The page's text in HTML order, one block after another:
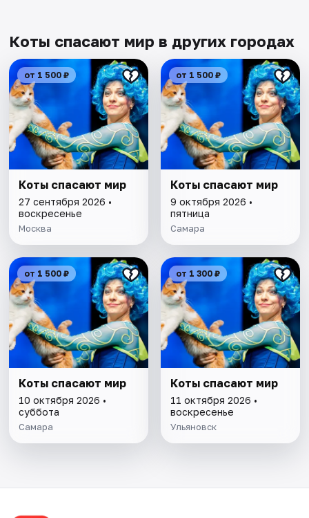
Коты спасают мир в других городах
от 1 500 ₽
Коты спасают мир
27 сентября 2026 •
воскресенье
Москва
от 1 500 ₽
Коты спасают мир
9 октября 2026 •
пятница
Самара
от 1 500 ₽
Коты спасают мир
10 октября 2026 •
суббота
Самара
от 1 300 ₽
Коты спасают мир
11 октября 2026 •
воскресенье
Ульяновск